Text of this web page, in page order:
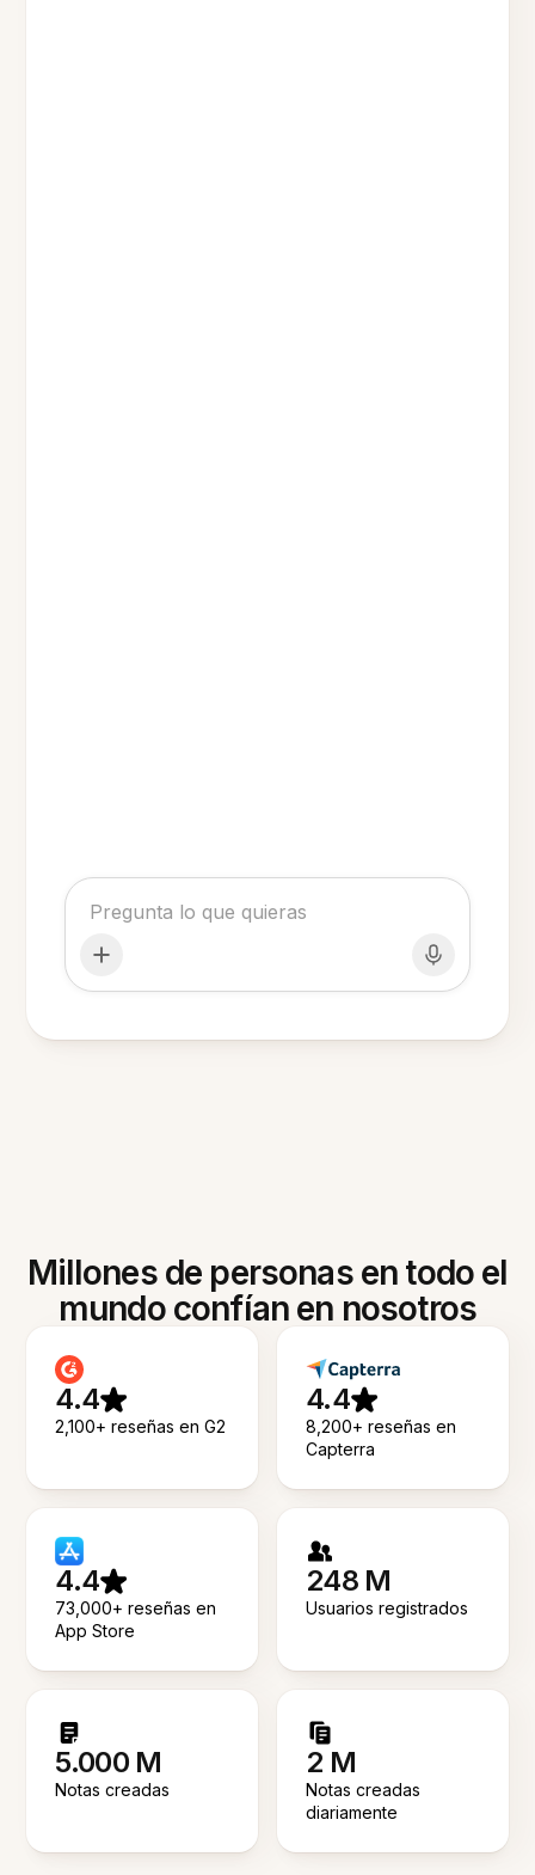
Millones de personas en todo el
mundo confían en nosotros
4.4
2,100+ reseñas en G2
4.4
8,200+ reseñas en
Capterra
4.4
73,000+ reseñas en
App Store
248 M
Usuarios registrados
5.000 M
Notas creadas
2 M
Notas creadas
diariamente